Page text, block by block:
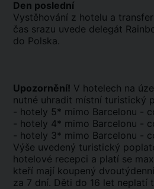
Den poslední
Vystěhování z hotelu a
čas srazu uvede delegát
do Polska.
Upozornění! V hotelech na
nutné uhradit místní turistický
- hotely 5* mimo Barcelonu -
- hotely 4* mimo Barcelonu -
- hotely 3* mimo Barcelonu -
Výše uvedený turistický
hotelové recepci a platí se
kteří mají koupený
za 7 dní. Děti do 16 let neplatí